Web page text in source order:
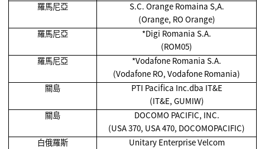
羅馬尼亞
S.C. Orange Romaina S,A.
(Orange, RO Orange)
羅馬尼亞
*Digi Romania S.A.
(ROM05)
羅馬尼亞
*Vodafone Romania S.A.
(Vodafone RO, Vodafone Romania)
關島
PTI Pacifica Inc.dba IT&E
(IT&E, GUMIW)
關島
DOCOMO PACIFIC, INC.
(USA 370, USA 470, DOCOMOPACIFIC)
白俄羅斯
Unitary Enterprise Velcom